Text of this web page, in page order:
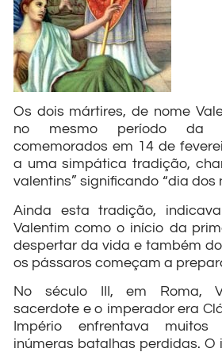
Os dois mártires, de nome
no mesmo período da
comemorados em 14 de
a uma simpática tradição,
valentins” significando “dia dos
Ainda esta tradição,
Valentim como o início da
despertar da vida e também
os pássaros começam a
No século III, em Roma,
sacerdote e o imperador era
Império enfrentava muitos
inúmeras batalhas perdidas. O